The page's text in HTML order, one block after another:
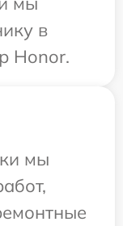
в
Honor.
мы